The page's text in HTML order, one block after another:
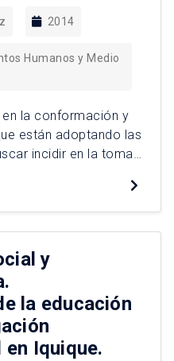
2014
Humanos y Medio
la conformación y
están adoptando las
incidir en la toma
pertenecientes
Ciudadanos. Se
a las redes
y
la educación
Iquique.